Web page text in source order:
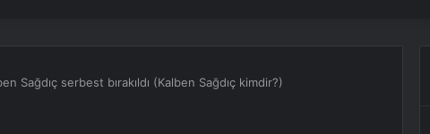
Sağdıç serbest bırakıldı (Kalben Sağdıç kimdir?)